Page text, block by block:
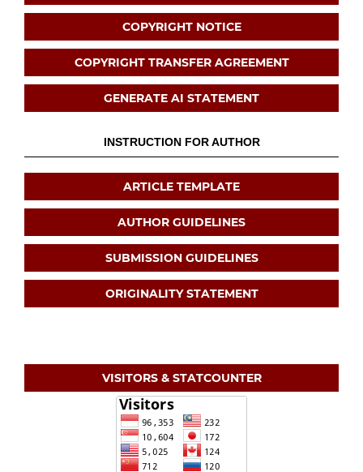
COPYRIGHT NOTICE
COPYRIGHT TRANSFER AGREEMENT
GENERATE AI STATEMENT
INSTRUCTION FOR AUTHOR
ARTICLE TEMPLATE
AUTHOR GUIDELINES
SUBMISSION GUIDELINES
ORIGINALITY STATEMENT
VISITORS & STATCOUNTER